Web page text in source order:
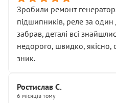
Зробили ремонт
підшипників, реле за один
забрав, деталі всі
недорого, швидко, якісно,
зник.
Ростислав С.
6 місяців тому